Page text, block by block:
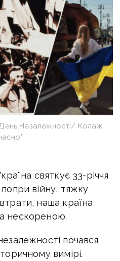
Незалежності/ Колаж
святкує 33-річчя
війну, тяжку
наша країна
нескореною.
почався
вимірі.